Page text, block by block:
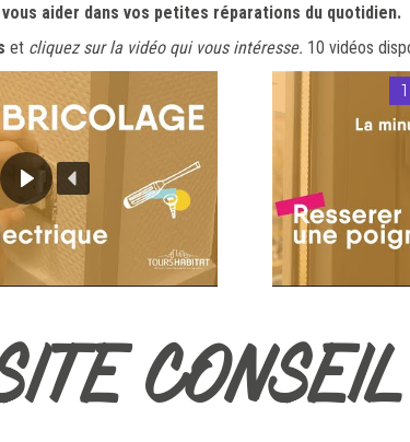
aider dans vos petites réparations du quotidien.
et cliquezsur la vidéo qui vous intéresse. 10 vidéos
1
CONSEIL